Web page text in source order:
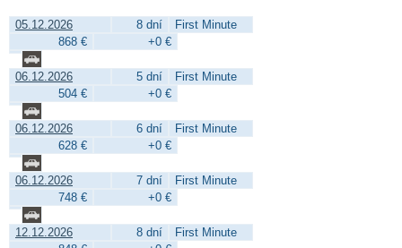
05.12.2026 8 dní
First Minute
868 €
+0 €
06.12.2026 5 dní
First Minute
504 €
+0 €
06.12.2026 6 dní
First Minute
628 €
+0 €
06.12.2026 7 dní
First Minute
748 €
+0 €
12.12.2026 8 dní
First Minute